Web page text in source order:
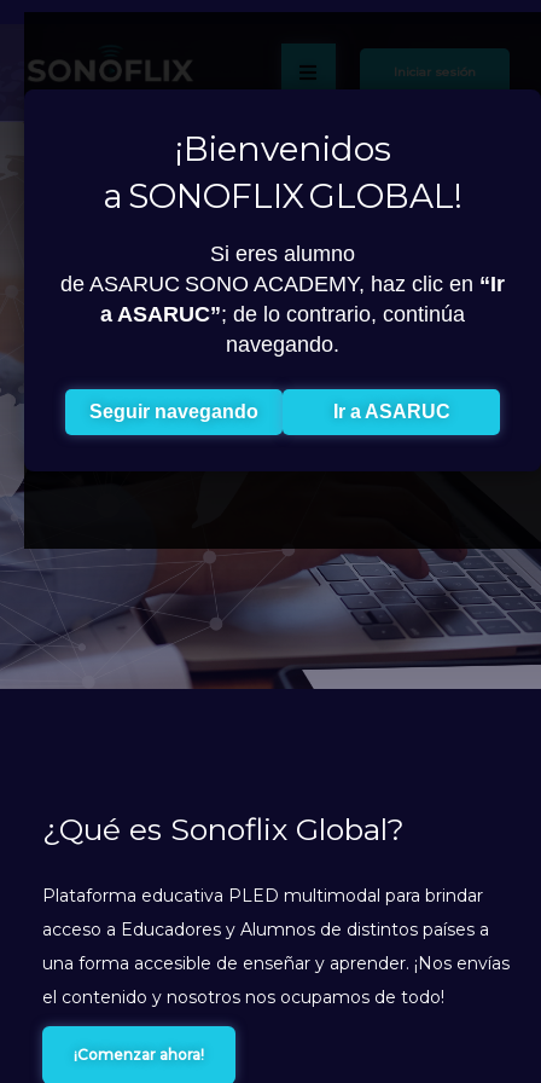
¡Bienvenidos
a SONOFLIX GLOBAL!
Si eres alumno
de ASARUC SONO ACADEMY, haz clic en “Ir
a ASARUC”; de lo contrario, continúa
navegando.
Seguir navegando Ir a ASARUC
Iniciar sesión
Sonoflix Global|
Plataforma educativa.
¡Quiero susbribirme!
¿Qué es Sonoflix Global?
Plataforma educativa PLED multimodal para brindar
acceso a Educadores y Alumnos de distintos países a
una forma accesible de enseñar y aprender. ¡Nos envías
el contenido y nosotros nos ocupamos de todo!
¡Comenzar ahora!